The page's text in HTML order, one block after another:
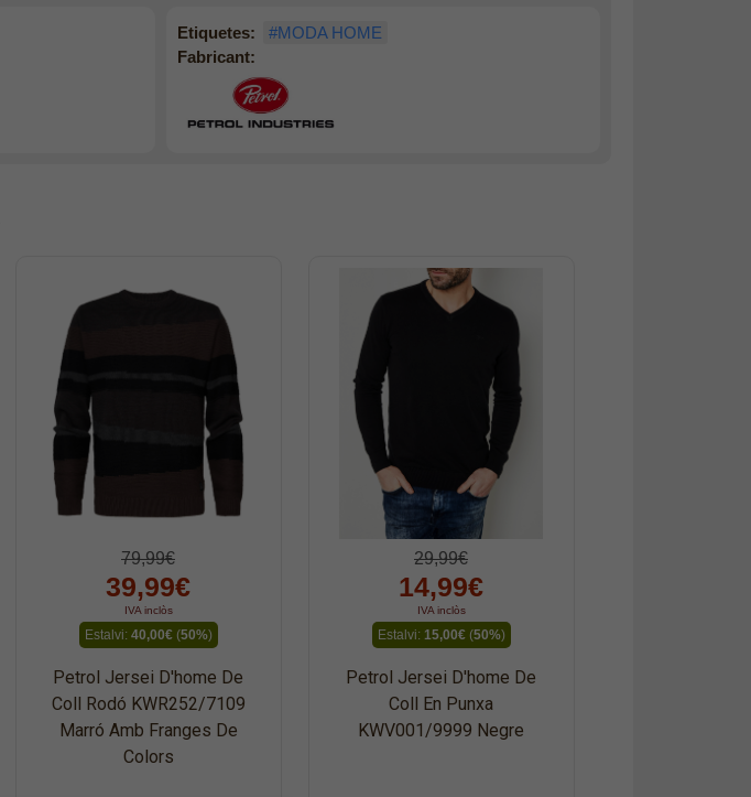
Etiquetes:
#MODA HOME
Fabricant:
79,99€
39,99€
IVA inclòs
Estalvi: 40,00€(50%)
Petrol Jersei D'home De
Coll Rodó KWR252/7109
Marró Amb Franges De
Colors
29,99€
14,99€
IVA inclòs
Estalvi: 15,00€(50%)
Petrol Jersei D'home De
Coll En Punxa
KWV001/9999 Negre